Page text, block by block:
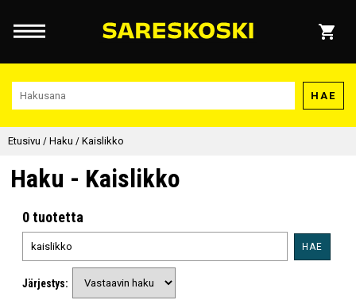
HAE
Etusivu / Haku / Kaislikko
Haku - Kaislikko
0 tuotetta
HAE
Järjestys: